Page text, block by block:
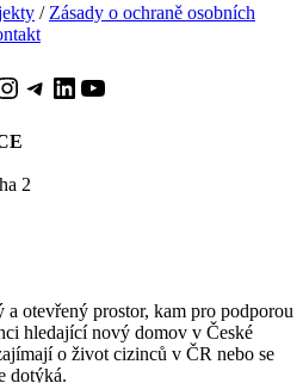
/ Zásady o ochraně osobních
Telegram
LinkedIn
YouTube
2
otevřený prostor, kam pro podporou
hledající nový domov v České
o život cizinců v ČR nebo se
dotýká.